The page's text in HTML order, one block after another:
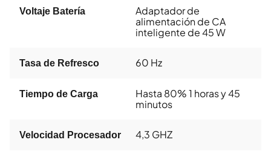
Voltaje Batería
Adaptador de
alimentación de CA
inteligente de 45 W
Tasa de Refresco 60 Hz
Tiempo de Carga
Hasta 80% 1 horas y 45
minutos
Velocidad Procesador 4,3 GHZ